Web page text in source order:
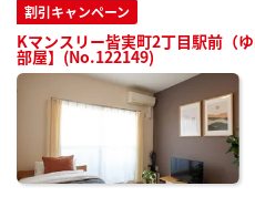
割引キャンペーン
Kマンスリー皆実町2丁目駅前（
部屋】(No.122149)